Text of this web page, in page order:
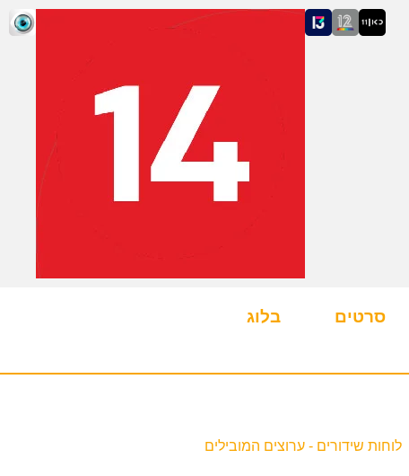
סרטים בלוג
לוחות שידורים - ערוצים המובילים